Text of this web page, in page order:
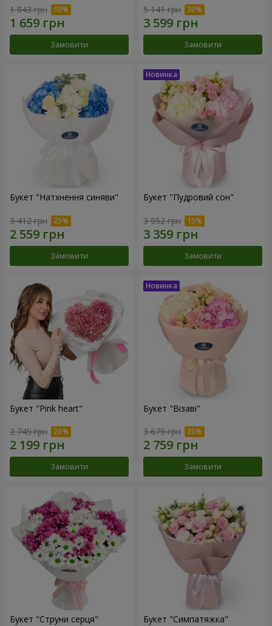
1 843 грн
Замовити
5 141 грн
Замовити
Букет "Натхнення синяви"
3 412 грн
Замовити
Букет "Пудровий сон"
3 952 грн
Замовити
Букет "Pink heart"
2 749 грн
Замовити
Букет "Візаві"
3 679 грн
Замовити
Букет "Струни серця" Букет "Симпатяжка"